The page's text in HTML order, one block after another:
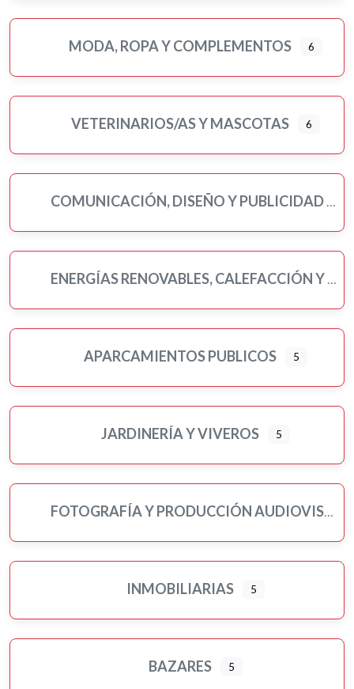
MODA, ROPA Y COMPLEMENTOS 6
VETERINARIOS/AS Y MASCOTAS 6
COMUNICACIÓN, DISEÑO Y PUBLICIDAD
ENERGÍAS RENOVABLES, CALEFACCIÓN Y FONTANERÍA
APARCAMIENTOS PUBLICOS 5
JARDINERÍA Y VIVEROS 5
FOTOGRAFÍA Y PRODUCCIÓN AUDIOVISUAL
INMOBILIARIAS 5
BAZARES 5